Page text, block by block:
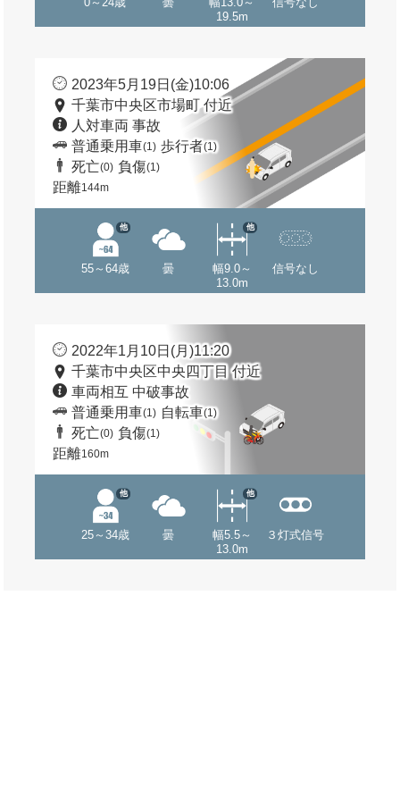
19.5m
2023年5月19日(金)10:06
千葉市中央区市場町 付近
人対車両 事故
普通乗用車(1) 歩行者(1)
死亡(0) 負傷(1)
距離144m
55～64歳
他
曇
幅9.0～
13.0m
他
信号なし
2022年1月10日(月)11:20
千葉市中央区中央四丁目 付近
車両相互 中破事故
普通乗用車(1) 自転車(1)
死亡(0) 負傷(1)
距離160m
25～34歳
他
曇
幅5.5～
13.0m
他
３灯式信号